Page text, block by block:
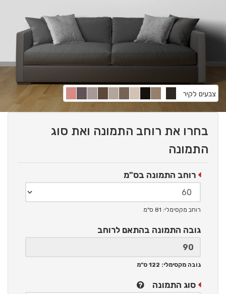
צבעים לקיר
בחרו את רוחב התמונה ואת סוג
התמונה
רוחב התמונה בס"מ
רוחב מקסימלי: 81 ס"מ
גובה התמונה בהתאם לרוחב
גובה מקסימלי: 122 ס"מ
סוג התמונה